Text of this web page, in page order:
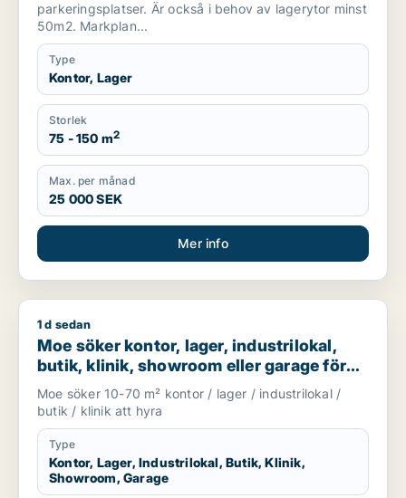
parkeringsplatser. Är också i behov av lagerytor minst
50m2. Markplan...
Type
Kontor, Lager
Storlek
75 - 150 m2
Max. per månad
25 000 SEK
Mer info
Moe söker kontor, lager, industrilokal, butik, klinik,
1 d sedan
Moe söker kontor, lager, industrilokal,
butik, klinik, showroom eller garage för
uthyrning i Stockholm
Moe söker 10-70 m² kontor / lager / industrilokal /
butik / klinik att hyra
Type
Kontor, Lager, Industrilokal, Butik, Klinik,
Showroom, Garage